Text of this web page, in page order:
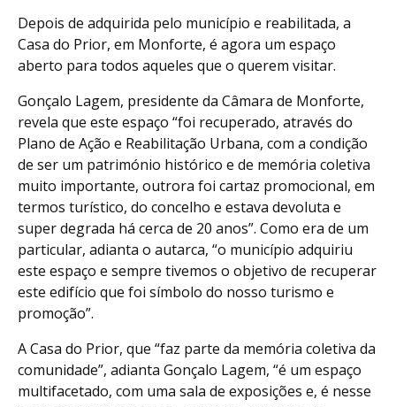
Depois de adquirida pelo município e reabilitada, a
Casa do Prior, em Monforte, é agora um espaço
aberto para todos aqueles que o querem visitar.
Gonçalo Lagem, presidente da Câmara de Monforte,
revela que este espaço “foi recuperado, através do
Plano de Ação e Reabilitação Urbana, com a condição
de ser um património histórico e de memória coletiva
muito importante, outrora foi cartaz promocional, em
termos turístico, do concelho e estava devoluta e
super degrada há cerca de 20 anos”. Como era de um
particular, adianta o autarca, “o município adquiriu
este espaço e sempre tivemos o objetivo de recuperar
este edifício que foi símbolo do nosso turismo e
promoção”.
A Casa do Prior, que “faz parte da memória coletiva da
comunidade”, adianta Gonçalo Lagem, “é um espaço
multifacetado, com uma sala de exposições e, é nesse